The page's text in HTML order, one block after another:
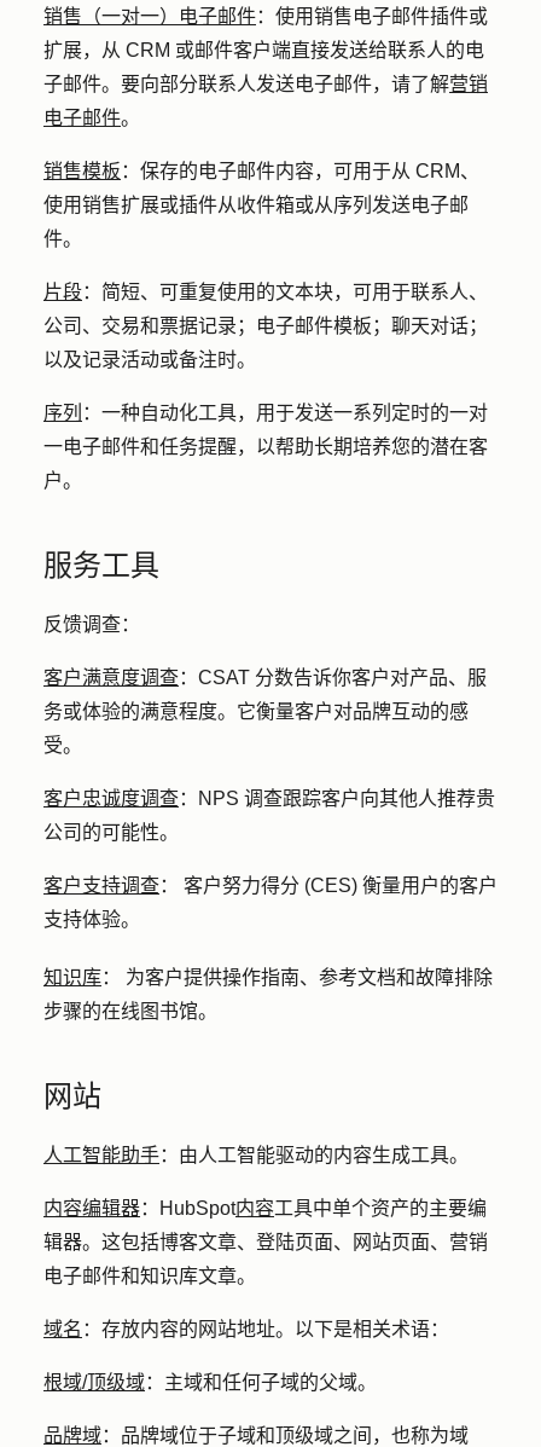
销售（一对一）电子邮件： 使用销售电子邮件插件或
扩展，从 CRM 或邮件客户端直接发送给联系人的电
子邮件。要向部分联系人发送电子邮件，请了解营销
电子邮件。
销售模板 ： 保存的电子邮件内容，可用于从 CRM、
使用销售扩展或插件从收件箱或从序列发送电子邮
件。
片段： 简短、可重复使用的文本块，可用于联系人、
公司、交易和票据记录；电子邮件模板；聊天对话；
以及记录活动或备注时。
序列 ： 一种自动化工具，用于发送一系列定时的一对
一电子邮件和任务提醒，以帮助长期培养您的潜在客
户。
服务工具
反馈调查：
客户满意度调查： CSAT 分数告诉你客户对产品、服
务或体验的满意程度。它衡量客户对品牌互动的感
受。
客户忠诚度调查：
NPS 调查跟踪客户向其他人推荐贵
公司的可能性。
客户支持调查： 客户努力得分 (CES) 衡量用户的客户
支持体验。
知识库： 为客户提供操作指南、参考文档和故障排除
步骤的在线图书馆。
网站
人工智能助手： 由人工智能驱动的内容生成工具。
内容编辑器： HubSpot内容工具中单个资产的主要编
辑器。这包括博客文章、登陆页面、网站页面、营销
电子邮件和知识库文章。
域名 ： 存放内容的网站地址。以下是相关术语：
根域/顶级域： 主域和任何子域的父域。
品牌域： 品牌域位于子域和顶级域之间，也称为域